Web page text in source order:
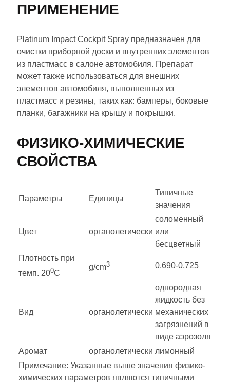
ПРИМЕНЕНИЕ
​Platinum Impact Cockpit Spray предназначен для
очистки приборной доски и внутренних элементов
из пластмасс в салоне автомобиля. Препарат
может также использоваться для внешних
элементов автомобиля, выполненных из
пластмасс и резины, таких как: бамперы, боковые
планки, багажники на крышу и покрышки.
ФИЗИКО-ХИМИЧЕСКИЕ
СВОЙСТВА
Параметры Единицы
Типичные
значения
Цвет органолетически
соломенный
или
бесцветный
Плотность при
темп. 200C
g/cm3 0,690-0,725
Вид органолетически
однородная
жидкость без
механических
загрязнений в
виде аэрозоля
Аромат
органолетически лимонный
Примечание: Указанные выше значения физико-
химических параметров являются типичными